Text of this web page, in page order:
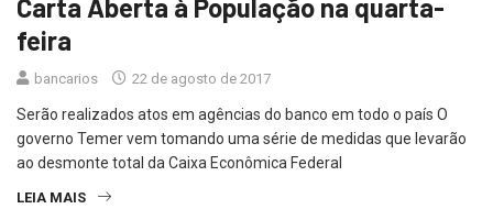
Carta Aberta à População na quarta-
feira
bancarios 22 de agosto de 2017
Serão realizados atos em agências do banco em todo o país O
governo Temer vem tomando uma série de medidas que levarão
ao desmonte total da Caixa Econômica Federal
LEIA MAIS